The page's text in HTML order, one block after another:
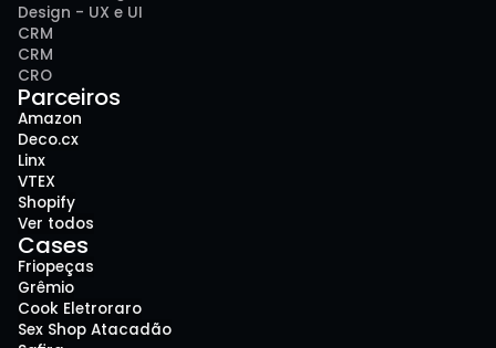
Design - UX e UI
CRM
CRM
CRO
Parceiros
Amazon
Deco.cx
Linx
VTEX
Shopify
Ver todos
Cases
Friopeças
Grêmio
Cook Eletroraro
Sex Shop Atacadão